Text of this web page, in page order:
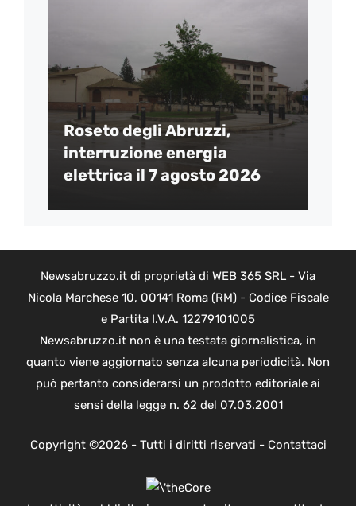
Roseto degli Abruzzi,
interruzione energia
elettrica il 7 agosto 2026
Newsabruzzo.it di proprietà di WEB 365 SRL - Via
Nicola Marchese 10, 00141 Roma (RM) - Codice Fiscale
e Partita I.V.A. 12279101005
Newsabruzzo.it non è una testata giornalistica, in
quanto viene aggiornato senza alcuna periodicità. Non
può pertanto considerarsi un prodotto editoriale ai
sensi della legge n. 62 del 07.03.2001
Copyright ©2026 - Tutti i diritti riservati - Contattaci